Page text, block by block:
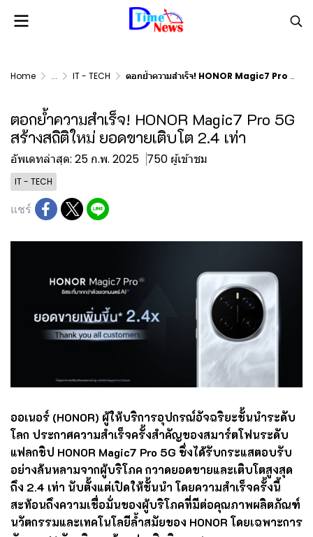
Home ... IT - TECH ตอกย้ำความสำเร็จ! HONOR Magic7 Pro 5G สร้างสถิติใหม่ ยอดขายเติบโต 2.4 เท่า
ตอกย้ำความสำเร็จ! HONOR Magic7 Pro 5G
สร้างสถิติใหม่ ยอดขายเติบโต 2.4 เท่า
อัพเดทล่าสุด: 25 ก.พ. 2025 750 ผู้เข้าชม
IT - TECH
แชร์
ออเนอร์ (HONOR) ผู้ให้บริการอุปกรณ์อัจฉริยะชั้นนำระดับ
โลก ประกาศความสำเร็จครั้งสำคัญของสมาร์ตโฟนระดับ
แฟลกชิป HONOR Magic7 Pro 5G ซึ่งได้รับกระแสตอบรับ
อย่างล้นหลามจากผู้บริโภค กวาดยอดขายและเติบโตสูงสุด
ถึง 2.4 เท่า นับตั้งแต่เปิดให้ชั้นนำ โดยความสำเร็จครั้งนี้
สะท้อนถึงความเชื่อมั่นของผู้บริโภคที่มีต่อคุณภาพผลิตภัณฑ์
นวัตกรรมและเทคโนโลยีล้ำสมัยของ HONOR โดยเฉพาะการ